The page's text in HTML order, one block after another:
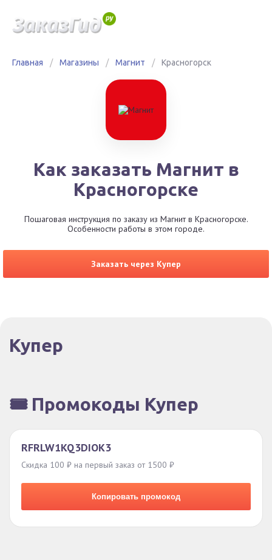
Главная / Магазины / Магнит / Красногорск
Как заказать Магнит в
Красногорске
Пошаговая инструкция по заказу из Магнит в Красногорске.
Особенности работы в этом городе.
Заказать через Купер
Купер
🎟️ Промокоды Купер
RFRLW1KQ3DIOK3
Скидка 100 ₽ на первый заказ от 1500 ₽
Копировать промокод